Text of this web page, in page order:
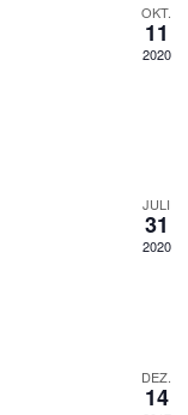
OKT.
11
2020
JULI
31
2020
DEZ.
14